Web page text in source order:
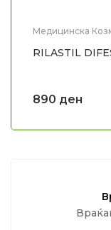
Медицинска
RILASTIL
890 ден